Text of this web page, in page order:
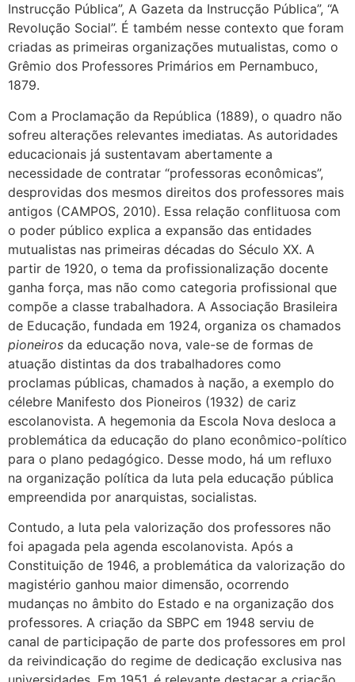
Instrucção Pública”, A Gazeta da Instrucção Pública”, “A
Revolução Social”. É também nesse contexto que foram
criadas as primeiras organizações mutualistas, como o
Grêmio dos Professores Primários em Pernambuco,
1879.
Com a Proclamação da República (1889), o quadro não
sofreu alterações relevantes imediatas. As autoridades
educacionais já sustentavam abertamente a
necessidade de contratar “professoras econômicas”,
desprovidas dos mesmos direitos dos professores mais
antigos (CAMPOS, 2010). Essa relação conflituosa com
o poder público explica a expansão das entidades
mutualistas nas primeiras décadas do Século XX. A
partir de 1920, o tema da profissionalização docente
ganha força, mas não como categoria profissional que
compõe a classe trabalhadora. A Associação Brasileira
de Educação, fundada em 1924, organiza os chamados
pioneiros da educação nova, vale-se de formas de
atuação distintas da dos trabalhadores como
proclamas públicas, chamados à nação, a exemplo do
célebre Manifesto dos Pioneiros (1932) de cariz
escolanovista. A hegemonia da Escola Nova desloca a
problemática da educação do plano econômico-político
para o plano pedagógico. Desse modo, há um refluxo
na organização política da luta pela educação pública
empreendida por anarquistas, socialistas.
Contudo, a luta pela valorização dos professores não
foi apagada pela agenda escolanovista. Após a
Constituição de 1946, a problemática da valorização do
magistério ganhou maior dimensão, ocorrendo
mudanças no âmbito do Estado e na organização dos
professores. A criação da SBPC em 1948 serviu de
canal de participação de parte dos professores em prol
da reivindicação do regime de dedicação exclusiva nas